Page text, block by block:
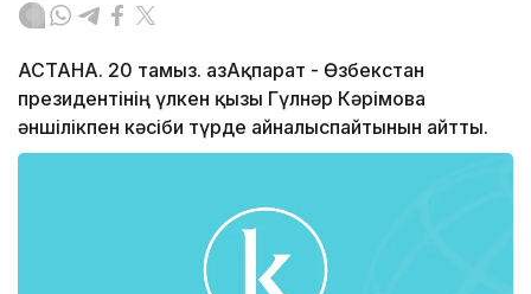
АСТАНА. 20 тамыз. ҚазАқпарат - Өзбекстан
президентінің үлкен қызы Гүлнәр Кәрімова
әншілікпен кәсіби түрде айналыспайтынын айтты.